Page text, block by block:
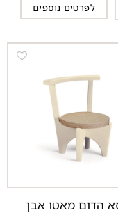
לפרטים נוספים
הדום מאטו אבן